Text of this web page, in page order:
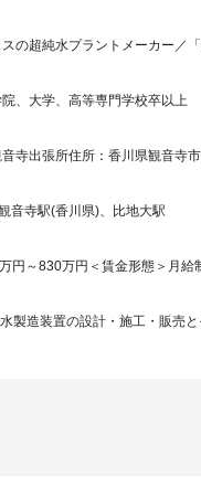
スの超純水プラントメーカー
、大学、高等専門学校卒以上
音寺出張所住所：香川県観音寺
音寺駅(香川県)、比地大駅
円～830万円＜賃金形態＞月
製造装置の設計・施工・販売